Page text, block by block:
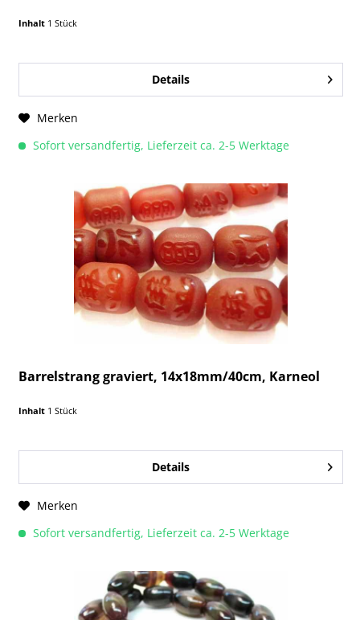
Inhalt 1 Stück
Details
Merken
Sofort versandfertig, Lieferzeit ca. 2-5 Werktage
Barrelstrang graviert, 14x18mm/40cm, Karneol
Inhalt 1 Stück
Details
Merken
Sofort versandfertig, Lieferzeit ca. 2-5 Werktage